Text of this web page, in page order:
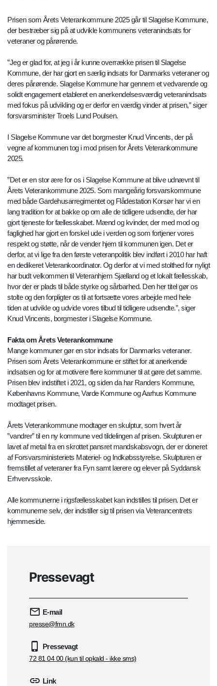
Prisen som Årets Veterankommune 2025 går til Slagelse Kommune,
der bestræber sig på at udvikle kommunens veteranindsats for
veteraner og pårørende.
”Jeg er glad for, at jeg i år kunne overrække prisen til Slagelse
Kommune, der har gjort en særlig indsats for Danmarks veteraner og
deres pårørende. Slagelse Kommune har gennem et vedvarende og
solidt engagement etableret en anerkendelsesværdig veteranindsats
med fokus på udvikling og er derfor en værdig vinder at prisen,” siger
forsvarsminister Troels Lund Poulsen.
I Slagelse Kommune var det borgmester Knud Vincents, der på
vegne af kommunen tog i mod prisen for Årets Veterankommune
2025.
”Det er en stor ære for os i Slagelse Kommune at blive udnævnt til
Årets Veterankommune 2025. Som mangeårig forsvarskommune
med både Gardehusarregimentet og Flådestation Korsør har vi en
lang tradition for at bakke op om alle de tidligere udsendte, der har
gjort tjeneste for fællesskabet. Mænd og kvinder, der med mod og
faglighed har gjort en forskel ude i verden og som fortjener vores
respekt og støtte, når de vender hjem til kommunen igen. Det er
derfor, at vi lige fra den første veteranpolitik blev indført i 2010 har haft
en dedikeret Veterankoordinator. Og derfor at vi med stolthed for nyligt
har budt velkommen til Veteranhjem Sjælland og et lokalt fællesskab,
hvor der er plads til både styrke og sårbarhed. Den her titel gør os
stolte og den forpligter os til at fortsætte vores arbejde med hele
tiden at udvikle og udvide vores tilbud til tidligere udsendte.”, siger
Knud Vincents, borgmester i Slagelse Kommune.
Fakta om Årets Veterankommune
Mange kommuner gør en stor indsats for Danmarks veteraner.
Prisen som Årets Veterankommune er stiftet for at anerkende
indsatsen og for at motivere flere kommuner til at gøre det samme.
Prisen blev indstiftet i 2021, og siden da har Randers Kommune,
Københavns Kommune, Varde Kommune og Aarhus Kommune
modtaget prisen.
Årets Veterankommune modtager en skulptur, som hvert år
”vandrer” til en ny kommune ved tildelingen af prisen. Skulpturen er
lavet af metal fra en skrottet pansret mandskabsvogn, der er doneret
af Forsvarsministeriets Materiel- og Indkøbsstyrelse. Skulpturen er
fremstillet af veteraner fra Fyn samt lærere og elever på Syddansk
Erhvervsskole.
Alle kommunerne i rigsfællesskabet kan indstilles til prisen. Det er
kommunerne selv, der indstiller sig til prisen via Veterancentrets
hjemmeside.
Pressevagt
E-mail
presse@fmn.dk
Pressevagt
72 81 04 00 (kun til opkald - ikke sms)
Link